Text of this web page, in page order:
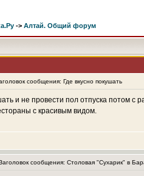
-> Алтай. Общий форум
сообщения: Где вкусно покушать
и не провести пол отпуска потом
с красивым видом.
сообщения: Столовая "Сухарик" в